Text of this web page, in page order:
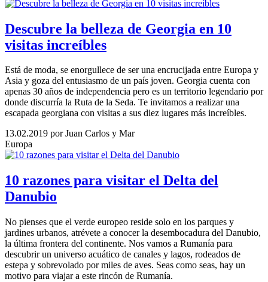
Descubre la belleza de Georgia en 10
visitas increíbles
Está de moda, se enorgullece de ser una encrucijada entre Europa y
Asia y goza del entusiasmo de un país joven. Georgia cuenta con
apenas 30 años de independencia pero es un territorio legendario por
donde discurría la Ruta de la Seda. Te invitamos a realizar una
escapada georgiana con visitas a sus diez lugares más increíbles.
13.02.2019 por Juan Carlos y Mar
Europa
10 razones para visitar el Delta del
Danubio
No pienses que el verde europeo reside solo en los parques y
jardines urbanos, atrévete a conocer la desembocadura del Danubio,
la última frontera del continente. Nos vamos a Rumanía para
descubrir un universo acuático de canales y lagos, rodeados de
estepa y sobrevolado por miles de aves. Seas como seas, hay un
motivo para viajar a este rincón de Rumanía.